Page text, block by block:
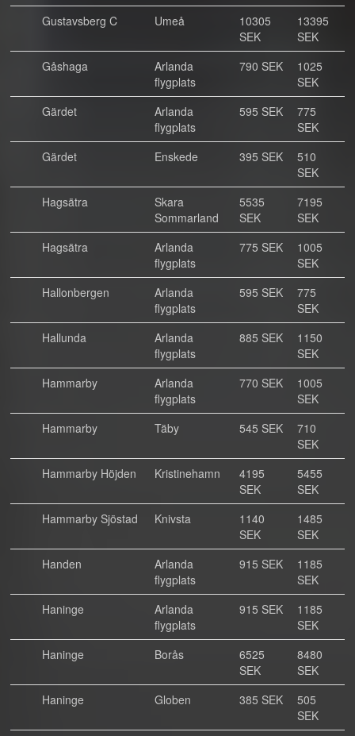
Gustavsberg C
Umeå
10305
SEK
13395
SEK
Gåshaga
Arlanda
flygplats
790 SEK
1025
SEK
Gärdet
Arlanda
flygplats
595 SEK
775
SEK
Gärdet
Enskede 395 SEK
510
SEK
Hagsätra
Skara
Sommarland
5535
SEK
7195
SEK
Hagsätra
Arlanda
flygplats
775 SEK
1005
SEK
Hallonbergen
Arlanda
flygplats
595 SEK
775
SEK
Hallunda
Arlanda
flygplats
885 SEK
1150
SEK
Hammarby
Arlanda
flygplats
770 SEK
1005
SEK
Hammarby
Täby 545 SEK
710
SEK
Hammarby Höjden
Kristinehamn
4195
SEK
5455
SEK
Hammarby Sjöstad
Knivsta
1140
SEK
1485
SEK
Handen
Arlanda
flygplats
915 SEK
1185
SEK
Haninge
Arlanda
flygplats
915 SEK
1185
SEK
Haninge
Borås
6525
SEK
8480
SEK
Haninge
Globen 385 SEK
505
SEK